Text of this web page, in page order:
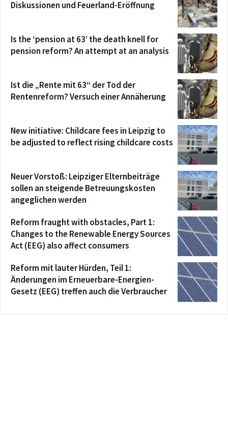
Diskussionen und Feuerland-Eröffnung
Is the ‘pension at 63’ the death knell for
pension reform? An attempt at an analysis
Ist die „Rente mit 63“ der Tod der
Rentenreform? Versuch einer Annäherung
New initiative: Childcare fees in Leipzig to
be adjusted to reflect rising childcare costs
Neuer Vorstoß: Leipziger Elternbeiträge
sollen an steigende Betreuungskosten
angeglichen werden
Reform fraught with obstacles, Part 1:
Changes to the Renewable Energy Sources
Act (EEG) also affect consumers
Reform mit lauter Hürden, Teil 1:
Änderungen im Erneuerbare-Energien-
Gesetz (EEG) treffen auch die Verbraucher